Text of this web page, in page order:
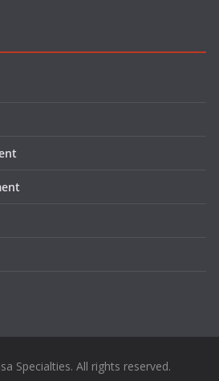
Specialties. All rights reserved.